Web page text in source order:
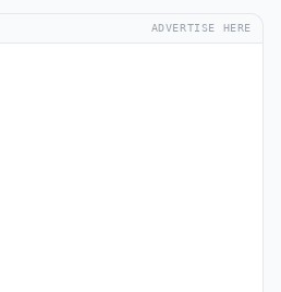
ADVERTISE HERE